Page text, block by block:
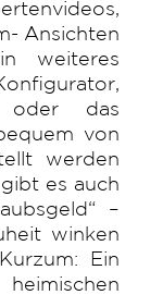
Ansichten
weiteres
das
von
werden
es auch
–
winken
Ein